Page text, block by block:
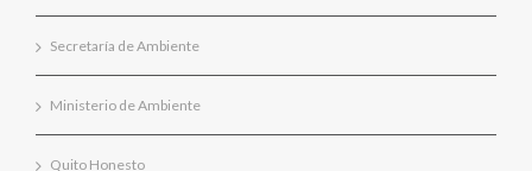
Secretaría de Ambiente
Ministerio de Ambiente
Quito Honesto